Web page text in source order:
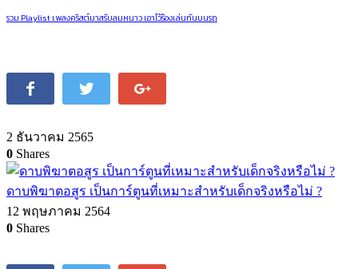
รวม Playlist เพลงคริสต์มาสรับลมหนาว เอาไว้ร้องเล่นกันบนรถ
2 ธันวาคม 2565
0 Shares
ดาบพิฆาตอสูร เป็นการ์ตูนที่เหมาะสำหรับเด็กจริงหรือไม่ ?
12 พฤษภาคม 2564
0 Shares